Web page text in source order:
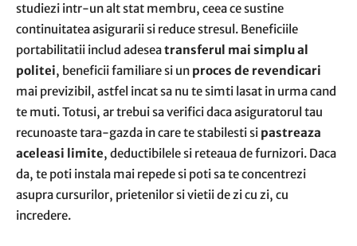
studiezi intr-un alt stat membru, ceea ce sustine
continuitatea asigurarii si reduce stresul. Beneficiile
portabilitatii includ adeseatransferul mai simplu al
politei, beneficii familiare si un proces de revendicari
mai previzibil, astfel incat sa nu te simti lasat in urma cand
te muti. Totusi, ar trebui sa verifici daca asiguratorul tau
recunoaste tara-gazda in care te stabilesti si pastreaza
aceleasi limite, deductibilele si reteaua de furnizori. Daca
da, te poti instala mai repede si poti sa te concentrezi
asupra cursurilor, prietenilor si vietii de zi cu zi, cu
incredere.